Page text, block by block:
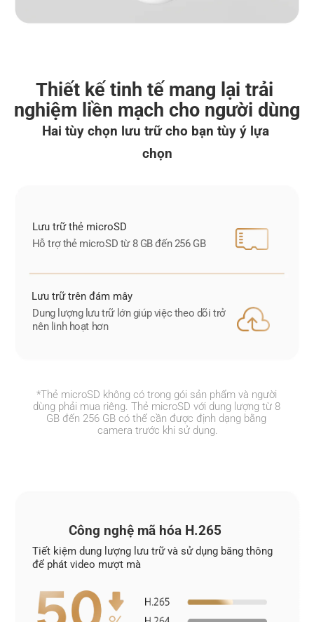
Thiết kế tinh tế mang lại trải
nghiệm liền mạch cho người dùng
Hai tùy chọn lưu trữ cho bạn tùy ý lựa
chọn
Lưu trữ thẻ microSD
Hỗ trợ thẻ microSD từ 8 GB đến 256 GB
Lưu trữ trên đám mây
Dung lượng lưu trữ lớn giúp việc theo dõi trở
nên linh hoạt hơn
*Thẻ microSD không có trong gói sản phẩm và người
dùng phải mua riêng. Thẻ microSD với dung lượng từ 8
GB đến 256 GB có thể cần được định dạng bằng
camera trước khi sử dụng.
Công nghệ mã hóa H.265
Tiết kiệm dung lượng lưu trữ và sử dụng băng thông
để phát video mượt mà